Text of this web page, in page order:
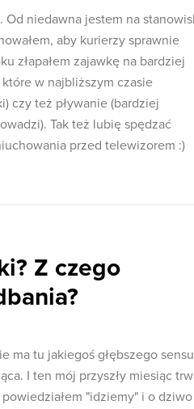
Od niedawna jestem na
aby kurierzy sprawnie
złapałem zajawkę na bardziej
w najbliższym czasie
czy też pływanie (bardziej
Tak też lubię spędzać
przed telewizorem :)
Z czego
ma tu jakiegoś głębszego
I ten mój przyszły miesiąc
"idziemy" i o dziwo